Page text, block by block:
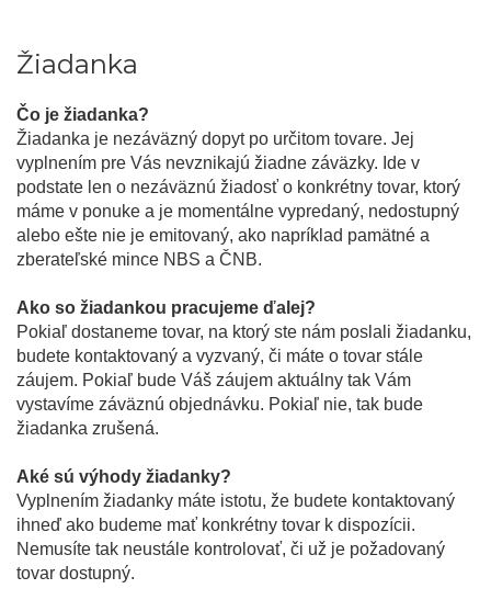
Žiadanka
Čo je žiadanka?
Žiadanka je nezáväzný dopyt po určitom tovare. Jej
vyplnením pre Vás nevznikajú žiadne záväzky. Ide v
podstate len o nezáväznú žiadosť o konkrétny tovar, ktorý
máme v ponuke a je momentálne vypredaný, nedostupný
alebo ešte nie je emitovaný, ako napríklad pamätné a
zberateľské mince NBS a ČNB.
Ako so žiadankou pracujeme ďalej?
Pokiaľ dostaneme tovar, na ktorý ste nám poslali žiadanku,
budete kontaktovaný a vyzvaný, či máte o tovar stále
záujem. Pokiaľ bude Váš záujem aktuálny tak Vám
vystavíme záväznú objednávku. Pokiaľ nie, tak bude
žiadanka zrušená.
Aké sú výhody žiadanky?
Vyplnením žiadanky máte istotu, že budete kontaktovaný
ihneď ako budeme mať konkrétny tovar k dispozícii.
Nemusíte tak neustále kontrolovať, či už je požadovaný
tovar dostupný.